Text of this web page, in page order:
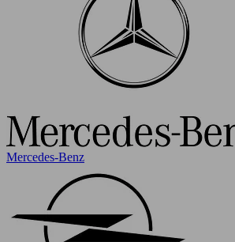
Mercedes-Benz